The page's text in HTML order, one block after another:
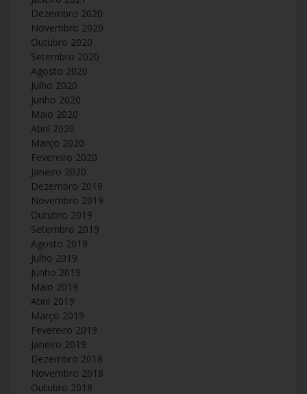
Dezembro 2020
Novembro 2020
Outubro 2020
Setembro 2020
Agosto 2020
Julho 2020
Junho 2020
Maio 2020
Abril 2020
Março 2020
Fevereiro 2020
Janeiro 2020
Dezembro 2019
Novembro 2019
Outubro 2019
Setembro 2019
Agosto 2019
Julho 2019
Junho 2019
Maio 2019
Abril 2019
Março 2019
Fevereiro 2019
Janeiro 2019
Dezembro 2018
Novembro 2018
Outubro 2018